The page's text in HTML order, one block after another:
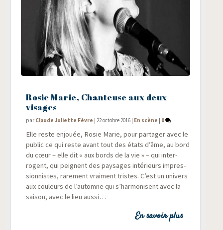
Rosie Marie, Chanteuse aux deux
visages
par Claude Juliette Fèvre |22 octobre 2016 | En scène | 0
Elle reste enjouée, Rosie Marie, pour par­ta­ger avec le
public ce qui reste avant tout des états d’âme, au bord
du cœur – elle dit « aux bords de la vie » – qui inter­
rogent, qui peignent des pay­sages inté­rieurs impres­
sion­nistes, rare­ment vrai­ment tristes. C’est un uni­vers
aux cou­leurs de l’automne qui s’harmonisent avec la
sai­son, avec le lieu aussi…
En savoir plus